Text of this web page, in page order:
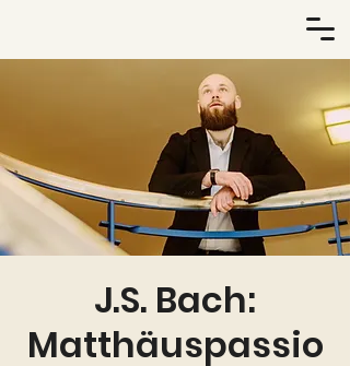
J.S. Bach:
Matthäuspassio